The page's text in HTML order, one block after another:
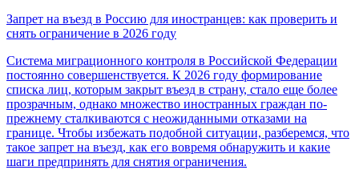
Запрет на въезд в Россию для иностранцев: как проверить и
снять ограничение в 2026 году
Система миграционного контроля в Российской Федерации
постоянно совершенствуется. К 2026 году формирование
списка лиц, которым закрыт въезд в страну, стало еще более
прозрачным, однако множество иностранных граждан по-
прежнему сталкиваются с неожиданными отказами на
границе. Чтобы избежать подобной ситуации, разберемся, что
такое запрет на въезд, как его вовремя обнаружить и какие
шаги предпринять для снятия ограничения.